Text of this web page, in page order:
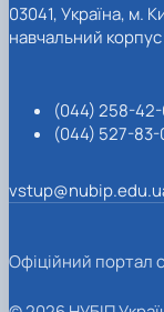
03041, Україна, м.
навчальний
(044) 258-
(044) 527-83-
Офіційний портал